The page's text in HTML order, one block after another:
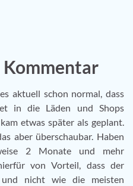
aktuell schon normal, dass
in die Läden und Shops
etwas später als geplant.
aber überschaubar. Haben
2 Monate und mehr
von Vorteil, dass der
nicht wie die meisten